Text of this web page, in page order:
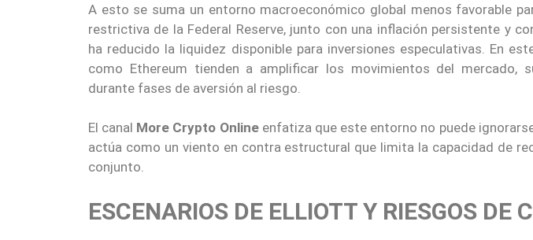
A esto se suma un entorno macroeconómico global menos favorable
restrictiva de la Federal Reserve, junto con una inflación persistente y
ha reducido la liquidez disponible para inversiones especulativas. En
como Ethereum tienden a amplificar los movimientos del mercado,
durante fases de aversión al riesgo.
El canal More Crypto Onlineenfatiza que este entorno no puede
actúa como un viento en contra estructural que limita la capacidad de
conjunto.
ESCENARIOS DE ELLIOTT Y RIESGOS DE